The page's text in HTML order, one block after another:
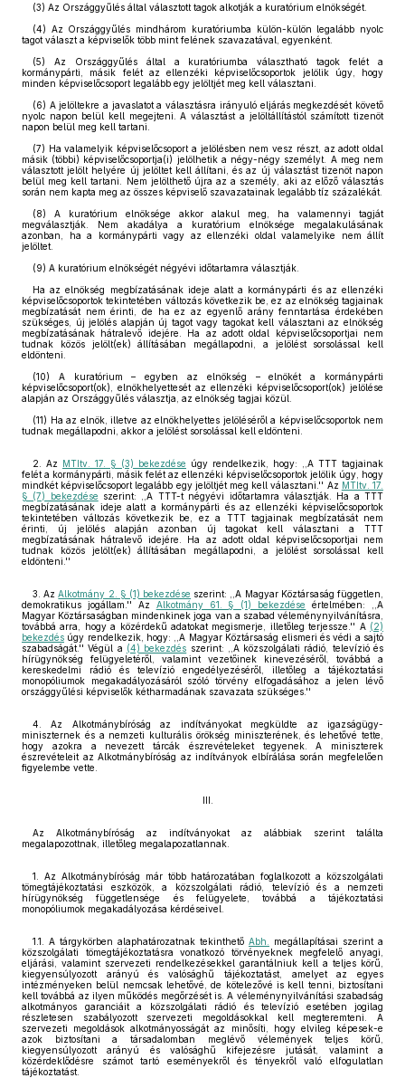
(3) Az Országgyűlés által választott tagok alkotják a kuratórium elnökségét.
(4) Az Országgyűlés mindhárom kuratóriumba külön-külön legalább nyolc
tagot választ a képviselők több mint felének szavazatával, egyenként.
(5) Az Országgyűlés által a kuratóriumba választható tagok felét a
kormánypárti, másik felét az ellenzéki képviselőcsoportok jelölik úgy, hogy
minden képviselőcsoport legalább egy jelöltjét meg kell választani.
(6) A jelöltekre a javaslatot a választásra irányuló eljárás megkezdését követő
nyolc napon belül kell megejteni. A választást a jelöltállítástól számított tizenöt
napon belül meg kell tartani.
(7) Ha valamelyik képviselőcsoport a jelölésben nem vesz részt, az adott oldal
másik (többi) képviselőcsoportja(i) jelölhetik a négy-négy személyt. A meg nem
választott jelölt helyére új jelöltet kell állítani, és az új választást tizenöt napon
belül meg kell tartani. Nem jelölthető újra az a személy, aki az előző választás
során nem kapta meg az összes képviselő szavazatainak legalább tíz százalékát.
(8) A kuratórium elnöksége akkor alakul meg, ha valamennyi tagját
megválasztják. Nem akadálya a kuratórium elnöksége megalakulásának
azonban, ha a kormánypárti vagy az ellenzéki oldal valamelyike nem állít
jelöltet.
(9) A kuratórium elnökségét négyévi időtartamra választják.
Ha az elnökség megbízatásának ideje alatt a kormánypárti és az ellenzéki
képviselőcsoportok tekintetében változás következik be, ez az elnökség tagjainak
megbízatását nem érinti, de ha ez az egyenlő arány fenntartása érdekében
szükséges, új jelölés alapján új tagot vagy tagokat kell választani az elnökség
megbízatásának hátralevő idejére. Ha az adott oldal képviselőcsoportjai nem
tudnak közös jelölt(ek) állításában megállapodni, a jelölést sorsolással kell
eldönteni.
(10) A kuratórium – egyben az elnökség – elnökét a kormánypárti
képviselőcsoport(ok), elnökhelyettesét az ellenzéki képviselőcsoport(ok) jelölése
alapján az Országgyűlés választja, az elnökség tagjai közül.
(11) Ha az elnök, illetve az elnökhelyettes jelöléséről a képviselőcsoportok nem
tudnak megállapodni, akkor a jelölést sorsolással kell eldönteni.
2. Az MTItv. 17. § (3) bekezdése úgy rendelkezik, hogy: ,,A TTT tagjainak
felét a kormánypárti, másik felét az ellenzéki képviselőcsoportok jelölik úgy, hogy
mindkét képviselőcsoport legalább egy jelöltjét meg kell választani.'' Az MTItv. 17.
§ (7) bekezdése szerint: ,,A TTT-t négyévi időtartamra választják. Ha a TTT
megbízatásának ideje alatt a kormánypárti és az ellenzéki képviselőcsoportok
tekintetében változás következik be, ez a TTT tagjainak megbízatását nem
érinti, új jelölés alapján azonban új tagokat kell választani a TTT
megbízatásának hátralevő idejére. Ha az adott oldal képviselőcsoportjai nem
tudnak közös jelölt(ek) állításában megállapodni, a jelölést sorsolással kell
eldönteni.''
3. AzAlkotmány 2. § (1) bekezdése szerint: ,,A Magyar Köztársaság független,
demokratikus jogállam.'' Az Alkotmány 61. § (1) bekezdése
értelmében: ,,A
Magyar Köztársaságban mindenkinek joga van a szabad véleménynyilvánításra,
továbbá arra, hogy a közérdekű adatokat megismerje, illetőleg terjessze.'' A (2)
bekezdés úgy rendelkezik, hogy: ,,A Magyar Köztársaság elismeri és védi a sajtó
szabadságát.'' Végül a (4) bekezdés szerint: ,,A közszolgálati rádió, televízió és
hírügynökség felügyeletéről, valamint vezetőinek kinevezéséről, továbbá a
kereskedelmi rádió és televízió engedélyezéséről, illetőleg a tájékoztatási
monopóliumok megakadályozásáról szóló törvény elfogadásához a jelen lévő
országgyűlési képviselők kétharmadának szavazata szükséges.''
4. Az Alkotmánybíróság az indítványokat megküldte az igazságügy-
miniszternek és a nemzeti kulturális örökség miniszterének, és lehetővé tette,
hogy azokra a nevezett tárcák észrevételeket tegyenek. A miniszterek
észrevételeit az Alkotmánybíróság az indítványok elbírálása során megfelelően
figyelembe vette.
III.
Az Alkotmánybíróság az indítványokat az alábbiak szerint találta
megalapozottnak, illetőleg megalapozatlannak.
1. Az Alkotmánybíróság már több határozatában foglalkozott a közszolgálati
tömegtájékoztatási eszközök, a közszolgálati rádió, televízió és a nemzeti
hírügynökség függetlensége és felügyelete, továbbá a tájékoztatási
monopóliumok megakadályozása kérdéseivel.
1.1. A tárgykörben alaphatározatnak tekinthető Abh.
megállapításai szerint a
közszolgálati tömegtájékoztatásra vonatkozó törvényeknek megfelelő anyagi,
eljárási, valamint szervezeti rendelkezésekkel garantálniuk kell a teljes körű,
kiegyensúlyozott arányú és valósághű tájékoztatást, amelyet az egyes
intézményeken belül nemcsak lehetővé, de kötelezővé is kell tenni, biztosítani
kell továbbá az ilyen működés megőrzését is. A véleménynyilvánítási szabadság
alkotmányos garanciáit a közszolgálati rádió és televízió esetében jogilag
részletesen szabályozott szervezeti megoldásokkal kell megteremteni. A
szervezeti megoldások alkotmányosságát az minősíti, hogy elvileg képesek-e
azok biztosítani a társadalomban meglévő vélemények teljes körű,
kiegyensúlyozott arányú és valósághű kifejezésre jutását, valamint a
közérdeklődésre számot tartó eseményekről és tényekről való elfogulatlan
tájékoztatást.